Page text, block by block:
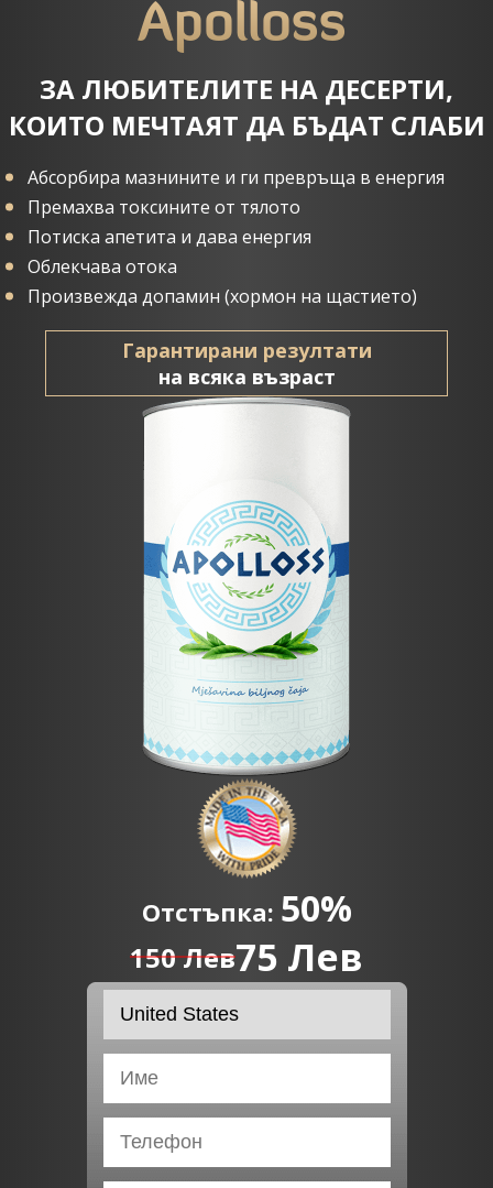
Apolloss
ЗА ЛЮБИТЕЛИТЕ НА ДЕСЕРТИ,
КОИТО МЕЧТАЯТ ДА БЪДАТ СЛАБИ
Абсорбира мазнините и ги превръща в енергия
Премахва токсините от тялото
Потиска апетита и дава енергия
Облекчава отока
Произвежда допамин (хормон на щастието)
Гарантирани резултати
на всяка възраст
Отстъпка: 50%
150Лев75 Лев